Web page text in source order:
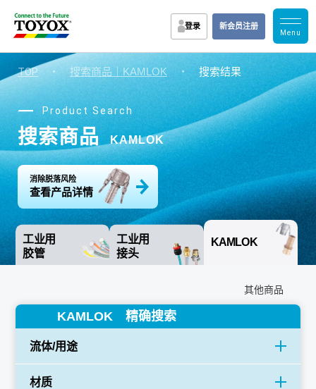
登录 新会员注册
TOP ・ 搜索商品｜KAMLOK ・ 搜索结果
Product Search
搜索商品 KAMLOK
消除脱落风险
查看产品详情
工业用
胶管
工业用
接头
KAMLOK
其他商品
KAMLOK 精确搜索
流体/用途
材质